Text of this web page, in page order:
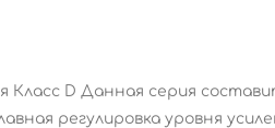
Класс D Данная серия
регулировка уровня